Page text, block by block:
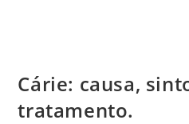
Cárie: causa,
tratamento.